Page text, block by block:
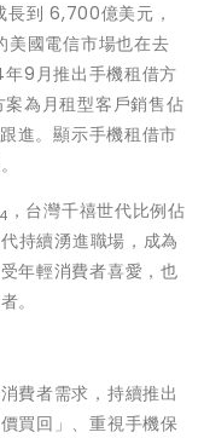
到 6,700億美元，
美國電信市場也在去
9月推出手機租借方
案為月租型客戶銷售佔
進。顯示手機租借市
，台灣千禧世代比例佔
持續湧進職場，成為
年輕消費者喜愛，也
。
費者需求，持續推出
買回」、重視手機保